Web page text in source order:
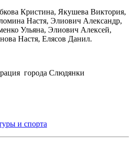
Кристина, Якушева Виктория,
Настя, Элиович Александр,
Ульяна, Элиович Алексей,
Настя, Елясов Данил.
города Слюдянки
и спорта